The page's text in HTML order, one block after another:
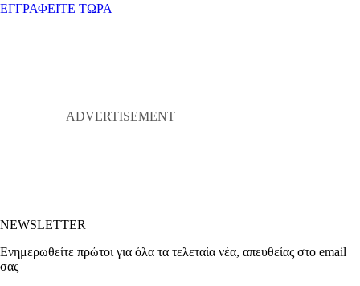
ΕΓΓΡΑΦΕΙΤΕ ΤΩΡΑ
NEWSLETTER
Ενημερωθείτε πρώτοι για όλα τα τελεταία νέα, απευθείας στο email
σας